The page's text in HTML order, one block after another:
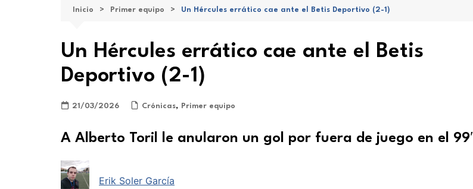
Inicio Primer equipo Un Hércules errático cae ante el Betis Deportivo (2-1)
Un Hércules errático cae ante el Betis
Deportivo (2-1)
21/03/2026 Crónicas, Primer equipo
A Alberto Toril le anularon un gol por fuera de juego en el 99′
Erik Soler García